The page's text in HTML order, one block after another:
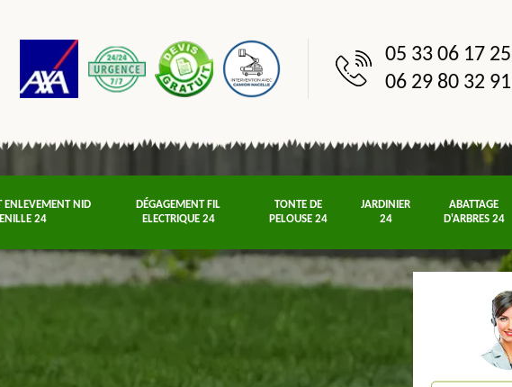
05 33 06 17 25
06 29 80 32 91
ENLEVEMENT NID
24
DÉGAGEMENT FIL
ELECTRIQUE 24
TONTE DE
PELOUSE 24
JARDINIER
24
ABATTAGE
D'ARBRES 24